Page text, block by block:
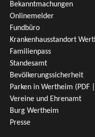
Bekanntmachungen
Onlinemelder
Fundbüro
Krankenhausstandort
Familienpass
Standesamt
Bevölkerungssicherheit
Parken in Wertheim (PDF
Vereine und Ehrenamt
Burg Wertheim
Presse